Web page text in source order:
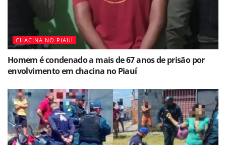
CHACINA NO PIAUÍ
Homem é condenado a mais de 67 anos de prisão por
envolvimento em chacina no Piauí